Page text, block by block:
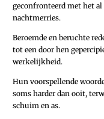
geconfronteerd met het
nachtmerries.
Beroemde en beruchte
tot een door hen
werkelijkheid.
Hun voorspellende
soms harder dan ooit,
schuim en as.